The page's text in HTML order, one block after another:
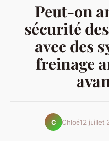
Peut-on
sécurité
avec des
freinage
C Chloé12 juillet